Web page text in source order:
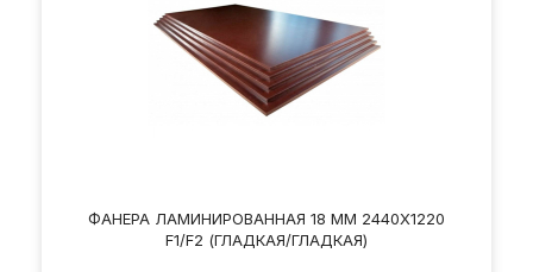
ФАНЕРА ЛАМИНИРОВАННАЯ 18 ММ 2440Х1220
F1/F2 (ГЛАДКАЯ/ГЛАДКАЯ)